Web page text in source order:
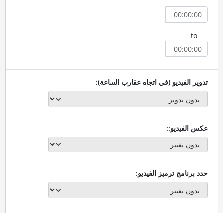
to
تدوير الفيديو (في اتجاه عقارب الساعة):
عكس الفيديو::
حدد برنامج ترميز الفيديو: